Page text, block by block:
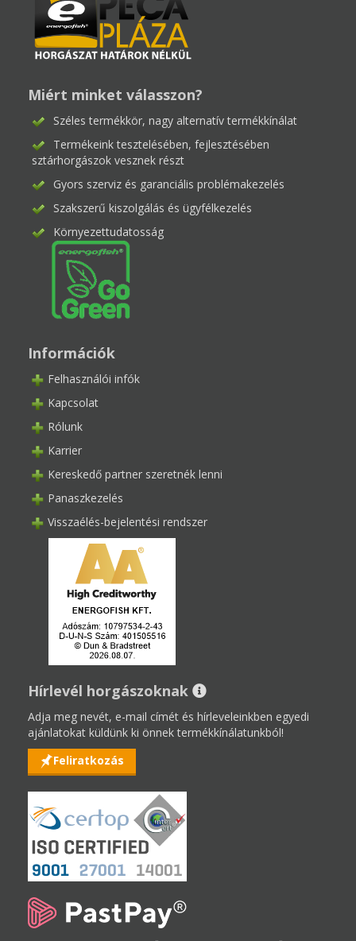
Miért minket válasszon?
Széles termékkör, nagy alternatív termékkínálat
Termékeink tesztelésében, fejlesztésében
sztárhorgászok vesznek részt
Gyors szerviz és garanciális problémakezelés
Szakszerű kiszolgálás és ügyfélkezelés
Környezettudatosság
Információk
Felhasználói infók
Kapcsolat
Rólunk
Karrier
Kereskedő partner szeretnék lenni
Panaszkezelés
Visszaélés-bejelentési rendszer
Hírlevél horgászoknak
Adja meg nevét, e-mail címét és hírleveleinkben egyedi
ajánlatokat küldünk ki önnek termékkínálatunkból!
Feliratkozás